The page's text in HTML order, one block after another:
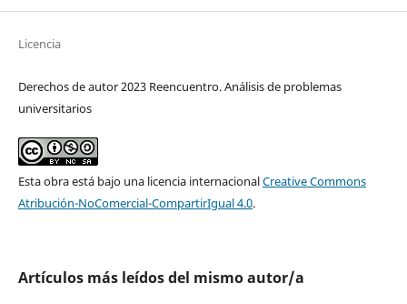
Licencia
Derechos de autor 2023 Reencuentro. Análisis de problemas
universitarios
Esta obra está bajo una licencia internacionalCreative Commons
Atribución-NoComercial-CompartirIgual 4.0.
Artículos más leídos del mismo autor/a